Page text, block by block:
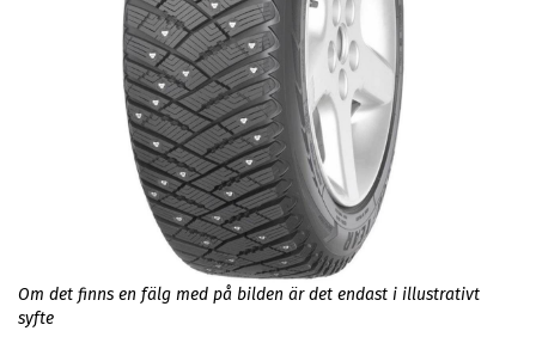
Om det finns en fälg med på bilden är det endast i illustrativt
syfte